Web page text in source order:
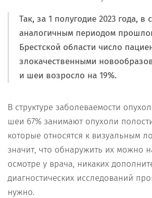
Так, за 1 полугодие 2023 года, в
аналогичным периодом
Брестской области число
злокачественными
и шеи возросло на 19%.
В структуре заболеваемости
шеи 67% занимают опухоли
которые относятся к визуальным
значит, что обнаружить их можно
осмотре у врача, никаких
диагностических исследований
нужно.